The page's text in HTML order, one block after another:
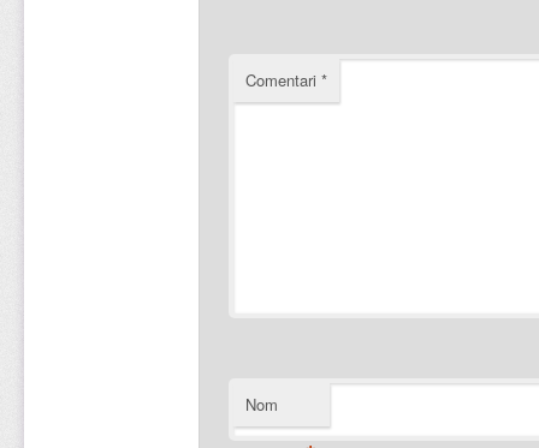
Comentari *
Nom